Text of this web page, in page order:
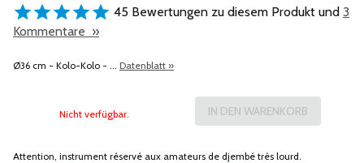
45 Bewertungen zu diesem Produkt und 3
Kommentare »
Ø36 cm - Kolo-Kolo - ... Datenblatt »
Nicht verfügbar.
Attention, instrument réservé aux amateurs de djembé très lourd.